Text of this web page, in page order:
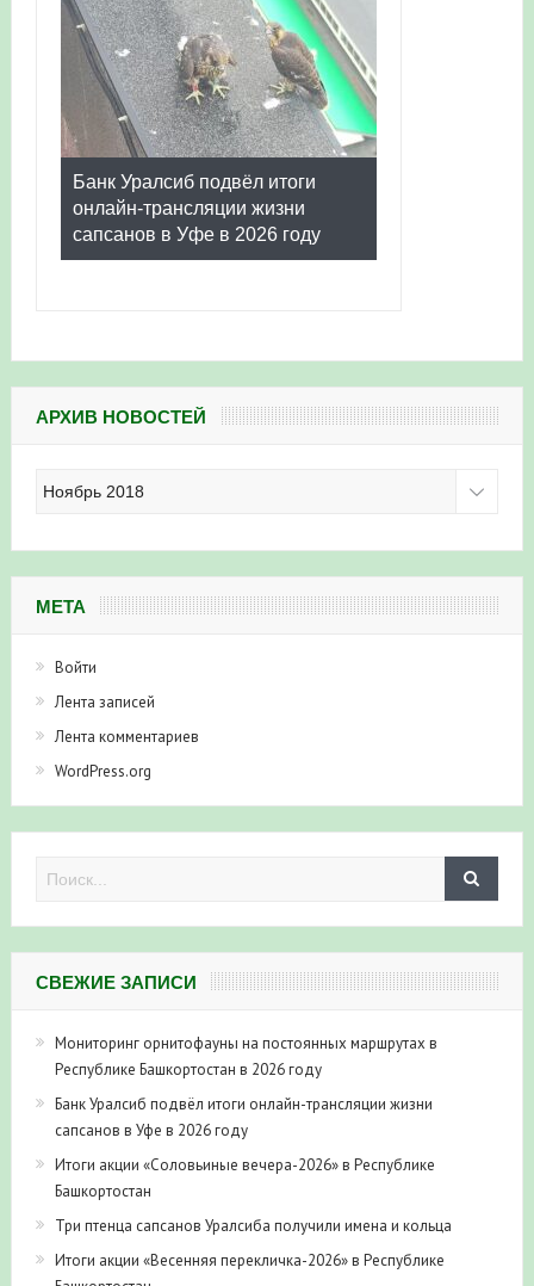
Банк Уралсиб подвёл итоги
онлайн-трансляции жизни
сапсанов в Уфе в 2026 году
АРХИВ НОВОСТЕЙ
новостей
МЕТА
Войти
Лента записей
Лента комментариев
WordPress.org
СВЕЖИЕ ЗАПИСИ
Мониторинг орнитофауны на постоянных маршрутах в
Республике Башкортостан в 2026 году
Банк Уралсиб подвёл итоги онлайн-трансляции жизни
сапсанов в Уфе в 2026 году
Итоги акции «Соловьиные вечера-2026» в Республике
Башкортостан
Три птенца сапсанов Уралсиба получили имена и кольца
Итоги акции «Весенняя перекличка-2026» в Республике